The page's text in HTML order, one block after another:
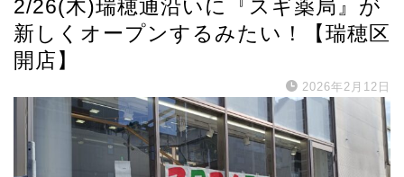
2/26(木)瑞穂通沿いに『スギ薬局』が
新しくオープンするみたい！【瑞穂区
開店】
2026年2月12日